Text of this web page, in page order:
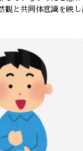
観と共同体意識を映